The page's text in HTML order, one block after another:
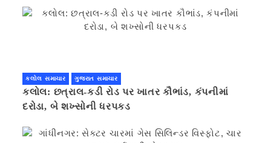
કલોલ સમાચાર ગુજરાત સમાચાર
કલોલ: છત્રાલ-કડી રોડ પર ખાતર કૌભાંડ, કંપનીમાં
દરોડા, બે શખ્સોની ધરપકડ